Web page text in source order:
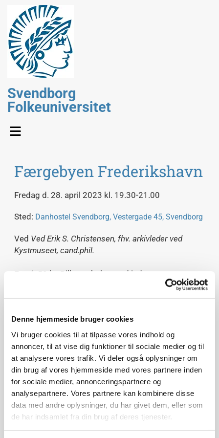
Denne hjemmeside bruger cookies
Vi bruger cookies til at tilpasse vores indhold og
annoncer, til at vise dig funktioner til sociale medier og til
at analysere vores trafik. Vi deler også oplysninger om
din brug af vores hjemmeside med vores partnere inden
for sociale medier, annonceringspartnere og
analysepartnere. Vores partnere kan kombinere disse
data med andre oplysninger, du har givet dem, eller som
de har indsamlet fra din brug af deres tjenester.
Svendborg
Folkeuniversitet
Færgebyen Frederikshavn
Fredag d. 28. april 2023 kl. 19.30-21.00
Sted: Danhostel Svendborg, Vestergade 45, Svendborg
Ved Ved Erik S. Christensen, fhv. arkivleder ved
Kystmuseet, cand.phil.
Entré: 50 kr. Billetter købes ved indgangen.
Danmark – og den tid vil komme! – ". Sådan skrev
eventyrdigteren H.C. Andersen efter at have besøgt
Frederikshavn på sin Jyllandsrejse i 1859.
Frederikshavn blev nordens færgemetropol som
forudsagt af H.C. Andersen. I 1980’erne var der
flere end 24 færgeanløb og afgange i døgnet til
Larvik, Oslo, Göteborg, Læsø og Hirsholmene. Og i
dag passerer mere end 1,8 mio. passagerer
gennem Frederikshavn om året.